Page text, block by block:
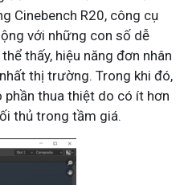
Cinebench R20, công cụ
với những con số dễ
thấy, hiệu năng đơn nhân
thị trường. Trong khi đó,
phần thua thiệt do có ít hơn
thủ trong tầm giá.